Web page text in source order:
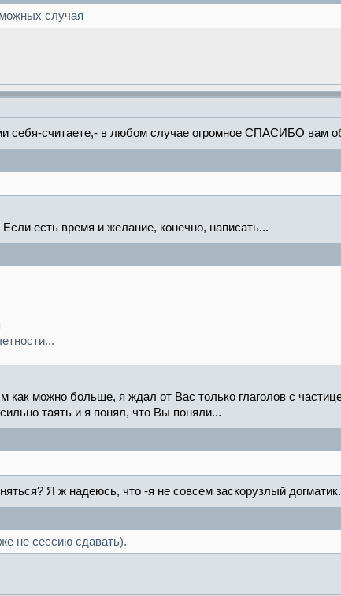
случая
себя-считаете,- в любом случае огромное СПАСИБО вам
есть время и желание, конечно, написать...
можно больше, я ждал от Вас только глаголов с
таять и я понял, что Вы поняли...
Я ж надеюсь, что -я не совсем заскорузлый
не сессию сдавать).